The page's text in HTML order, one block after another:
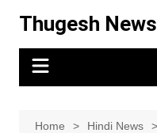
content
Thugesh News
Home Hindi News